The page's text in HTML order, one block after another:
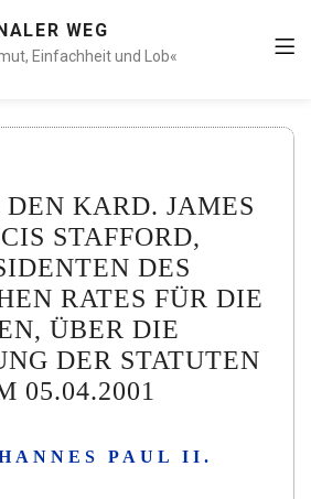
WEG
Einfachheit und Lob«
KARD. JAMES
STAFFORD,
DES
RATES FÜR DIE
ÜBER DIE
DER STATUTEN
05.04.2001
PAUL II.